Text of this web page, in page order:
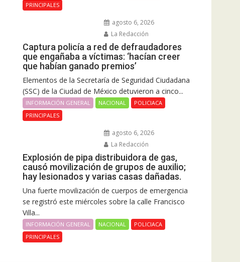
PRINCIPALES
agosto 6, 2026
La Redacción
Captura policía a red de defraudadores
que engañaba a víctimas: ‘hacían creer
que habían ganado premios’
Elementos de la Secretaría de Seguridad Ciudadana
(SSC) de la Ciudad de México detuvieron a cinco...
INFORMACIÓN GENERAL NACIONAL
POLICIACA
PRINCIPALES
agosto 6, 2026
La Redacción
Explosión de pipa distribuidora de gas,
causó movilización de grupos de auxilio;
hay lesionados y varias casas dañadas.
Una fuerte movilización de cuerpos de emergencia
se registró este miércoles sobre la calle Francisco
Villa...
INFORMACIÓN GENERAL NACIONAL
POLICIACA
PRINCIPALES